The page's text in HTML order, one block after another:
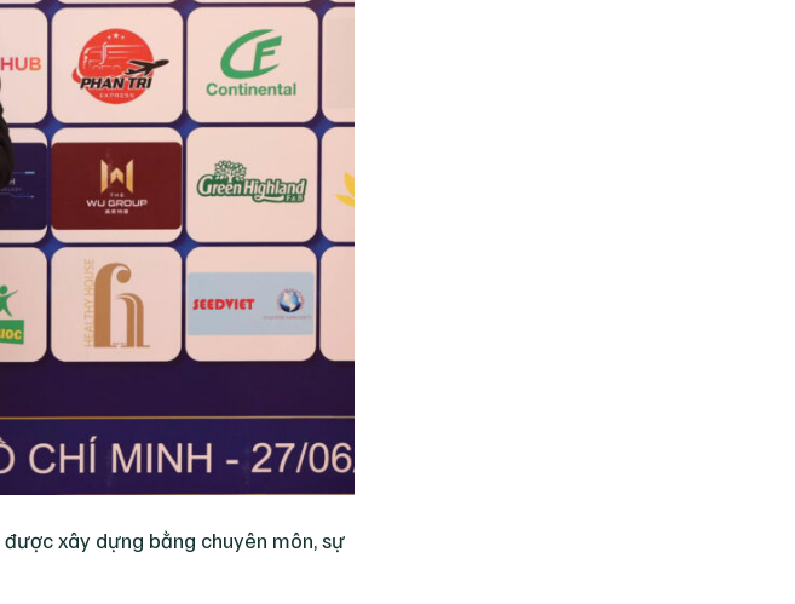
xây dựng bằng chuyên môn, sự